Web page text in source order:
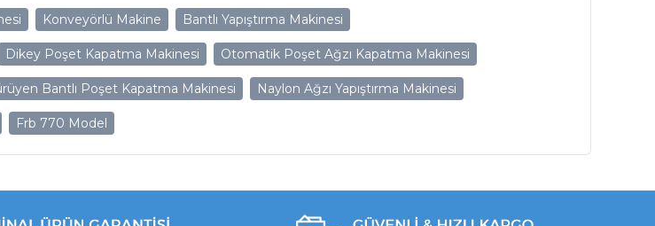
Konveyörlü Makine Bantlı Yapıştırma Makinesi
Dikey Poşet Kapatma Makinesi Otomatik Poşet Ağzı Kapatma Makinesi
Bantlı Poşet Kapatma Makinesi Naylon Ağzı Yapıştırma Makinesi
Frb 770 Model